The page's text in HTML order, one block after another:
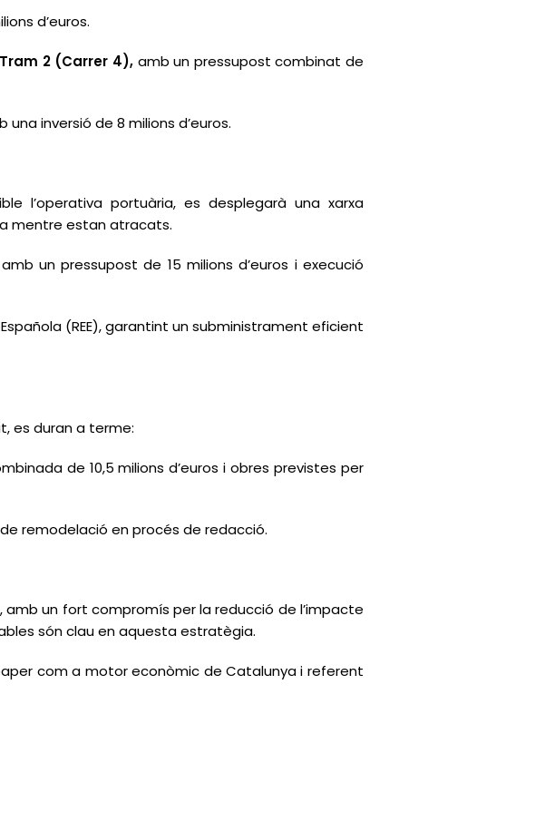
d’euros.
2 (Carrer 4),amb un pressupost combinat de
una inversió de 8 milions d’euros.
l’operativa portuària, es desplegarà una xarxa
mentre estan atracats.
un pressupost de 15 milions d’euros i execució
(REE), garantint un subministrament eficient
es duran a terme:
de 10,5 milions d’euros i obres previstes per
remodelació en procés de redacció.
un fort compromís per la reducció de l’impacte
són clau en aquesta estratègia.
com a motor econòmic de Catalunya i referent